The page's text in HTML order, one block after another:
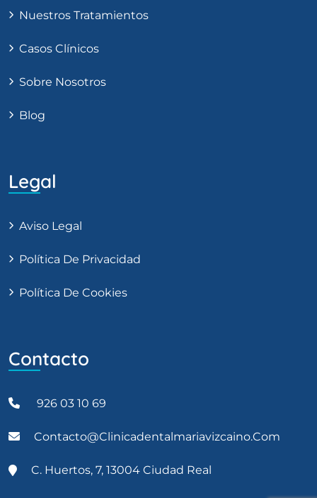
Nuestros Tratamientos
Casos Clínicos
Sobre Nosotros
Blog
Legal
Aviso Legal
Política De Privacidad
Política De Cookies
Contacto
926 03 10 69
Contacto@clinicadentalmariavizcaino.com
C. Huertos, 7, 13004 Ciudad Real